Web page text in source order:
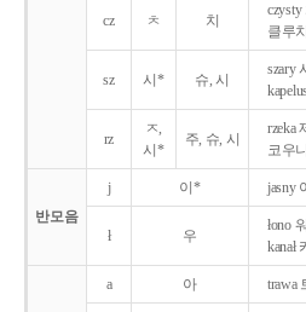
cz ㅊ 치
czysty
클루치
sz 시* 슈, 시
szary
rz
ㅈ,
시*
주, 슈, 시
rzeka
코우
반모음
j 이* jasny
ł 우
łono
kanał
a 아 trawa